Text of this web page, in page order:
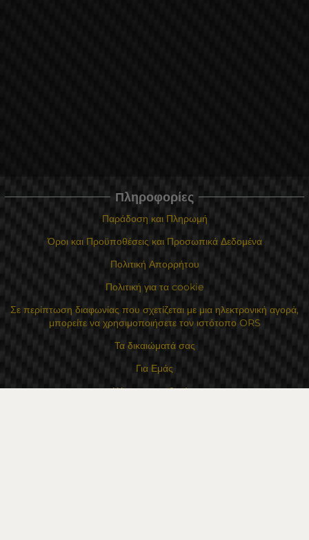
Πληροφορίες
Παράδοση και Πληρωμή
Όροι και Προϋποθέσεις και Προσωπικά Δεδομένα
Πολιτική Απορρήτου
Πολιτική για τα cookie
Σε περίπτωση διαφωνίας που σχετίζεται με μια ηλεκτρονική αγορά,
μπορείτε να χρησιμοποιήσετε τον ιστότοπο ORS
Τα δικαιώματά σας
Για Εμάς
Χάρτης τοποθεσίας